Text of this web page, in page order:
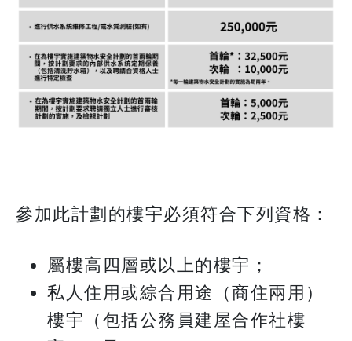
參加此計劃的樓宇必須符合下列資格：
屬樓高四層或以上的樓宇；
私人住用或綜合用途（商住兩用）
樓宇（包括公務員建屋合作社樓